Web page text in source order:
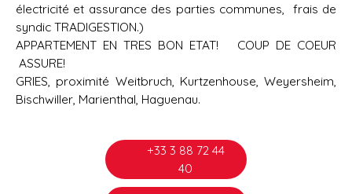
électricité et assurance des parties communes, frais de
syndic TRADIGESTION.)
APPARTEMENT EN TRES BON ETAT! COUP DE COEUR
ASSURE!
GRIES, proximité Weitbruch, Kurtzenhouse, Weyersheim,
Bischwiller, Marienthal, Haguenau.
+33 3 88 72 44
40